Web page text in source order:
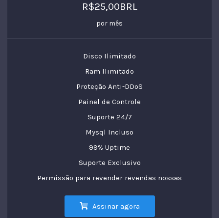
R$25,00BRL
por mês
Disco Ilimitado
Ram Ilimitado
Proteção Anti-DDoS
Painel de Controle
Suporte 24/7
Mysql Incluso
99% Uptime
Suporte Exclusivo
Permissão para revender revendas nossas
Assinar agora